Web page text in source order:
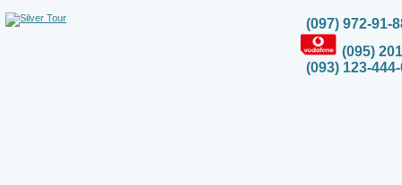
(097) 972-91-
(095)
(093) 123-